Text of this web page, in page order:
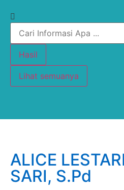
Hasil
Lihat semuanya
ALICE
SARI, S.Pd